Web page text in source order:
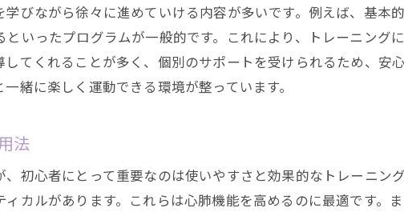
びながら徐々に進めていける内容が多いです。例えば、基本
いったプログラムが一般的です。これにより、トレーニング
てくれることが多く、個別のサポートを受けられるため、安
緒に楽しく運動できる環境が整っています。
法
初心者にとって重要なのは使いやすさと効果的なトレーニン
カルがあります。これらは心肺機能を高めるのに最適です。